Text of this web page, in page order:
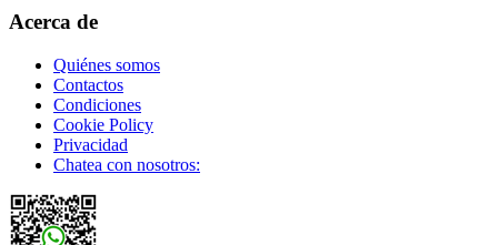
Acerca de
Quiénes somos
Contactos
Condiciones
Cookie Policy
Privacidad
Chatea con nosotros: